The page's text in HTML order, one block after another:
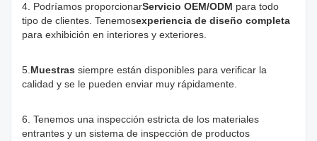
4. Podríamos proporcionarServicio OEM/ODM para todo
tipo de clientes. Tenemosexperiencia de diseño completa
para exhibición en interiores y exteriores.
5. Muestras siempre están disponibles para verificar la
calidad y se le pueden enviar muy rápidamente.
6. Tenemos una inspección estricta de los materiales
entrantes y un sistema de inspección de productos